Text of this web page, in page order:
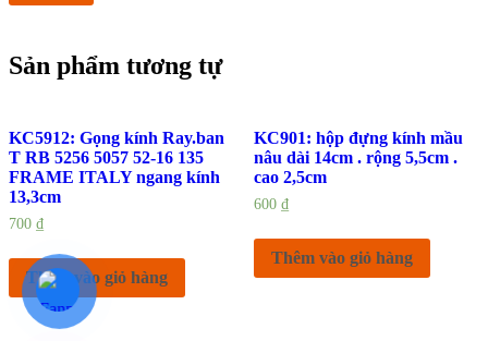
Sản phẩm tương tự
KC5912: Gọng kính Ray.ban
T RB 5256 5057 52-16 135
FRAME ITALY ngang kính
13,3cm
700 ₫
Thêm vào giỏ hàng
KC901: hộp đựng kính mầu
nâu dài 14cm . rộng 5,5cm .
cao 2,5cm
600 ₫
Thêm vào giỏ hàng